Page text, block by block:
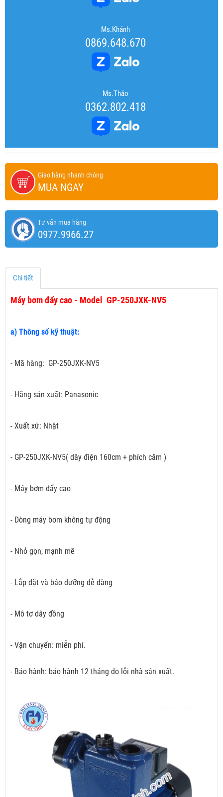
Ms.Khánh
0869.648.670
Ms.Thảo
0362.802.418
Giao hàng nhanh chóng
MUA NGAY
Tư vấn mua hàng
0977.9966.27
Chi tiết
Máy bơm đẩy cao - Model GP-250JXK-NV5
a) Thông số kỹ thuật:
- Mã hàng: GP-250JXK-NV5
- Hãng sản xuất: Panasonic
- Xuất xứ: Nhật
- GP-250JXK-NV5( dây điện 160cm + phích cắm )
- Máy bơm đẩy cao
- Dòng máy bơm không tự động
- Nhỏ gọn, mạnh mẽ
- Lắp đặt và bảo dưỡng dễ dàng
- Mô tơ dây đồng
- Vận chuyển: miễn phí.
- Bảo hành: bảo hành 12 tháng do lỗi nhà sản xuất.